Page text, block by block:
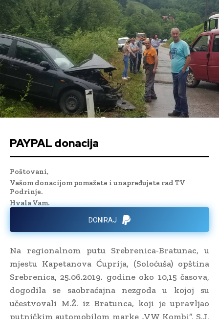
PAYPAL donacija
Poštovani,
Vašom donacijom pomažete i unapređujete rad TV
Podrinje.
Hvala Vam.
DONIRAJ
Na regionalnom putu Srebrenica-Bratunac, u
mjestu Kapetanova Ćuprija, (Soloćuša) opština
Srebrenica, 25.06.2019. godine oko 10,15 časova,
dogodila se saobraćajna nezgoda u kojoj su
učestvovali M.Ž. iz Bratunca, koji je upravljao
putničkim automobilom marke „VW Kombi”, S.J.